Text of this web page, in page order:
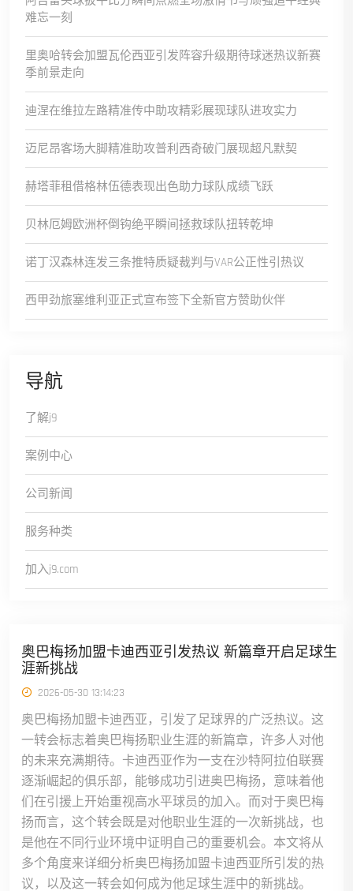
难忘一刻
里奥哈转会加盟瓦伦西亚引发阵容升级期待球迷热议新赛
季前景走向
迪涅在维拉左路精准传中助攻精彩展现球队进攻实力
迈尼昂客场大脚精准助攻普利西奇破门展现超凡默契
赫塔菲租借格林伍德表现出色助力球队成绩飞跃
贝林厄姆欧洲杯倒钩绝平瞬间拯救球队扭转乾坤
诺丁汉森林连发三条推特质疑裁判与VAR公正性引热议
西甲劲旅塞维利亚正式宣布签下全新官方赞助伙伴
导航
了解j9
案例中心
公司新闻
服务种类
加入j9.com
奥巴梅扬加盟卡迪西亚引发热议 新篇章开启足球生
涯新挑战
2026-05-30 13:14:23
奥巴梅扬加盟卡迪西亚，引发了足球界的广泛热议。这
一转会标志着奥巴梅扬职业生涯的新篇章，许多人对他
的未来充满期待。卡迪西亚作为一支在沙特阿拉伯联赛
逐渐崛起的俱乐部，能够成功引进奥巴梅扬，意味着他
们在引援上开始重视高水平球员的加入。而对于奥巴梅
扬而言，这个转会既是对他职业生涯的一次新挑战，也
是他在不同行业环境中证明自己的重要机会。本文将从
多个角度来详细分析奥巴梅扬加盟卡迪西亚所引发的热
议，以及这一转会如何成为他足球生涯中的新挑战。